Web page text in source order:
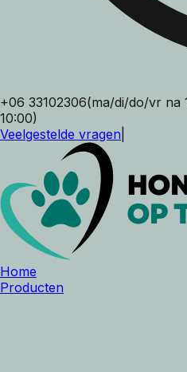
+06 33102306(ma/di/do/vr na
10:00)
Veelgestelde vragen
Home
Producten